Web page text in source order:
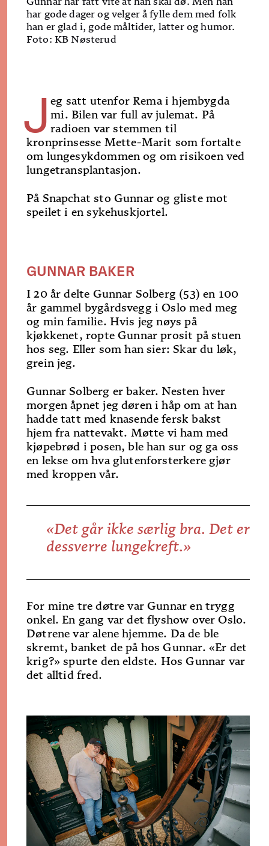
har gode dager og velger å fylle dem med folk
han er glad i, gode måltider, latter og humor.
Foto: KB Nøsterud
Jeg satt utenfor Rema i hjembygda
mi. Bilen var full av julemat. På
radioen var stemmen til
kronprinsesse Mette-Marit som fortalte
om lungesykdommen og om risikoen ved
lungetransplantasjon.
På Snapchat sto Gunnar og gliste mot
speilet i en sykehuskjortel.
GUNNAR BAKER
I 20 år delte Gunnar Solberg (53) en 100
år gammel bygårdsvegg i Oslo med meg
og min familie. Hvis jeg nøys på
kjøkkenet, ropte Gunnar prosit på stuen
hos seg. Eller som han sier: Skar du løk,
grein jeg.
Gunnar Solberg er baker. Nesten hver
morgen åpnet jeg døren i håp om at han
hadde tatt med knasende fersk bakst
hjem fra nattevakt. Møtte vi ham med
kjøpebrød i posen, ble han sur og ga oss
en lekse om hva glutenforsterkere gjør
med kroppen vår.
«Det går ikke særlig bra. Det er
dessverre lungekreft.»
For mine tre døtre var Gunnar en trygg
onkel. En gang var det flyshow over Oslo.
Døtrene var alene hjemme. Da de ble
skremt, banket de på hos Gunnar. «Er det
krig?» spurte den eldste. Hos Gunnar var
det alltid fred.